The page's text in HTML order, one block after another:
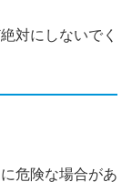
対にしないでく
危険な場合があ